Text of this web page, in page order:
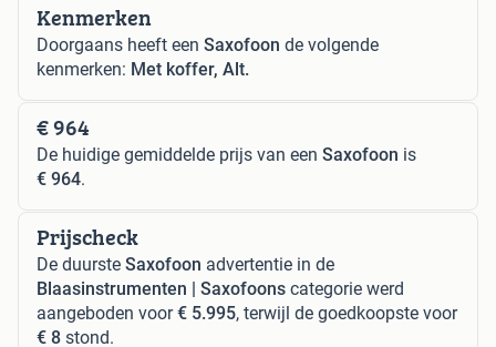
Kenmerken
Doorgaans heeft een Saxofoon de volgende
kenmerken: Met koffer, Alt.
€ 964
De huidige gemiddelde prijs van een Saxofoon is
€ 964.
Prijscheck
De duurste Saxofoon advertentie in de
Blaasinstrumenten | Saxofoons categorie werd
aangeboden voor€ 5.995, terwijl de goedkoopste voor
€ 8 stond.